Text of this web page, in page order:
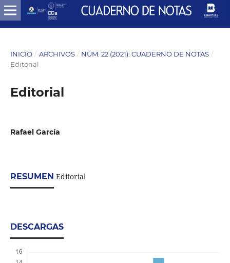
INICIO / ARCHIVOS / NÚM. 22 (2021): CUADERNO DE NOTAS /
Editorial
Editorial
Rafael García
RESUMEN Editorial
DESCARGAS